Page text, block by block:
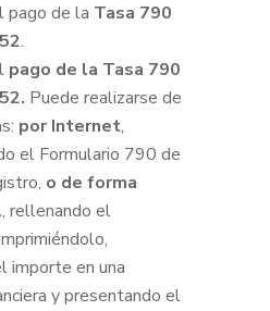
pago de la Tasa 790
.
pago de la Tasa 790
Puede realizarse de
por Internet,
el Formulario 790 de
o de forma
, rellenando el
importe en una
y presentando el